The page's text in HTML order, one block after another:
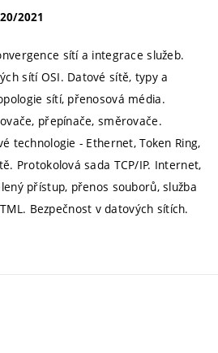
2021
sítí a integrace služeb.
sítí OSI. Datové sítě, typy a
sítí, přenosová média.
přepínače, směrovače.
technologie - Ethernet, Token Ring,
Protokolová sada TCP/IP. Internet,
přístup, přenos souborů, služba
Bezpečnost v datových sítích.